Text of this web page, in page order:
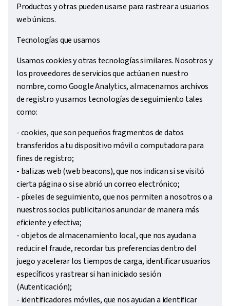
Productos y otras pueden usarse para rastrear a usuarios
web únicos.
Tecnologías que usamos
Usamos cookies y otras tecnologías similares. Nosotros y
los proveedores de servicios que actúan en nuestro
nombre, como Google Analytics, almacenamos archivos
de registro y usamos tecnologías de seguimiento tales
como:
- cookies, que son pequeños fragmentos de datos
transferidos a tu dispositivo móvil o computadora para
fines de registro;
- balizas web (web beacons), que nos indican si se visitó
cierta página o si se abrió un correo electrónico;
- píxeles de seguimiento, que nos permiten a nosotros o a
nuestros socios publicitarios anunciar de manera más
eficiente y efectiva;
- objetos de almacenamiento local, que nos ayudan a
reducir el fraude, recordar tus preferencias dentro del
juego y acelerar los tiempos de carga, identificar usuarios
específicos y rastrear si han iniciado sesión
(Autenticación);
- identificadores móviles, que nos ayudan a identificar